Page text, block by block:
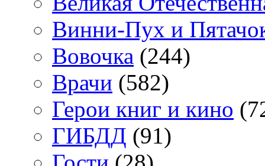
Винни-Пух и
Вовочка (244)
Врачи (582)
Герои книг и кино
ГИБДД (91)